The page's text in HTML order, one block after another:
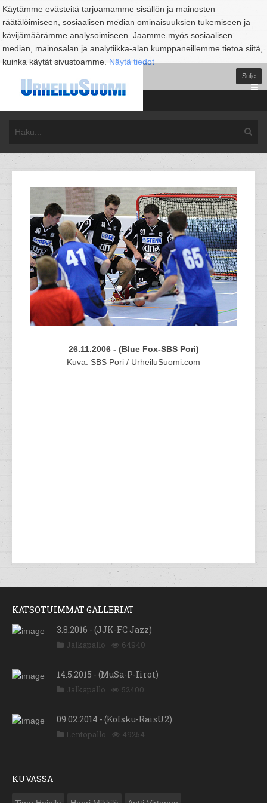
Käytämme evästeitä tarjoamamme sisällön ja mainosten
räätälöimiseen, sosiaalisen median ominaisuuksien tukemiseen ja
kävijämäärämme analysoimiseen. Jaamme myös sosiaalisen
median, mainosalan ja analytiikka-alan kumppaneillemme tietoa siitä,
kuinka käytät sivustoamme. Näytä tiedot
Sulje
26.11.2006 - (Blue Fox-SBS Pori)
Kuva: SBS Pori / UrheiluSuomi.com
KATSOTUIMMAT GALLERIAT
3.8.2016 - (JJK-FC Jazz)
Jalkapallo 64940
14.5.2015 - (MuSa-P-Iirot)
Jalkapallo 52400
09.02.2014 - (KoIsku-RaisU2)
Lentopallo 49254
KUVASSA